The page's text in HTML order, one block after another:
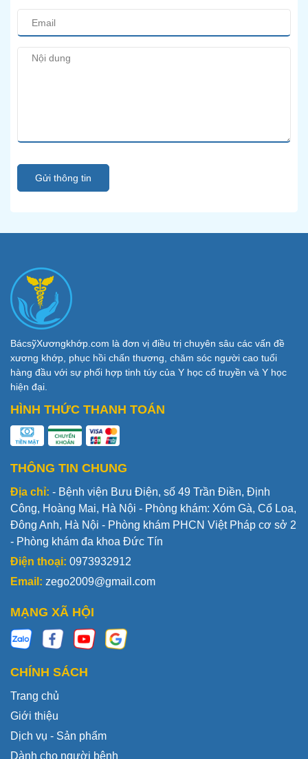
Gửi thông tin
BácsỹXươngkhớp.com là đơn vị điều trị chuyên sâu các vấn đề
xương khớp, phục hồi chấn thương, chăm sóc người cao tuổi
hàng đầu với sự phối hợp tinh túy của Y học cổ truyền và Y học
hiện đại.
HÌNH THỨC THANH TOÁN
THÔNG TIN CHUNG
Địa chỉ: - Bệnh viện Bưu Điện, số 49 Trần Điền, Định
Công, Hoàng Mai, Hà Nội - Phòng khám: Xóm Gà, Cổ Loa,
Đông Anh, Hà Nội - Phòng khám PHCN Việt Pháp cơ sở 2
- Phòng khám đa khoa Đức Tín
Điện thoại: 0973932912
Email: zego2009@gmail.com
MẠNG XÃ HỘI
CHÍNH SÁCH
Trang chủ
Giới thiệu
Dịch vụ - Sản phẩm
Dành cho người bệnh